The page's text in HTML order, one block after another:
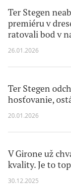
Ter Stegen
premiéru v
ratovali bod v
26.01.2026
Ter Stegen
hosťovanie,
20.01.2026
V Girone už
kvality. Je to
30.12.2025